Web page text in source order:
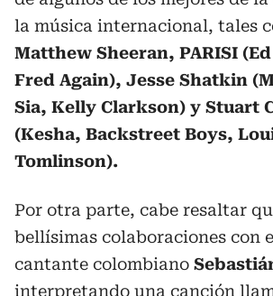
la música internacional, tales
Matthew Sheeran, PARISI
Fred Again), Jesse Shatkin
Sia, Kelly Clarkson) y Stuart
(Kesha, Backstreet Boys,
Tomlinson).
Por otra parte, cabe resaltar
bellísimas colaboraciones con
cantante colombiano
interpretando una canción